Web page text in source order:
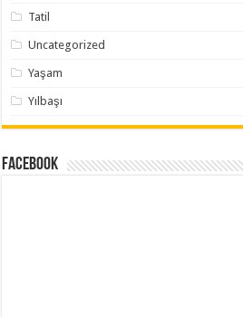
Tatil
Uncategorized
Yaşam
Yılbaşı
Facebook